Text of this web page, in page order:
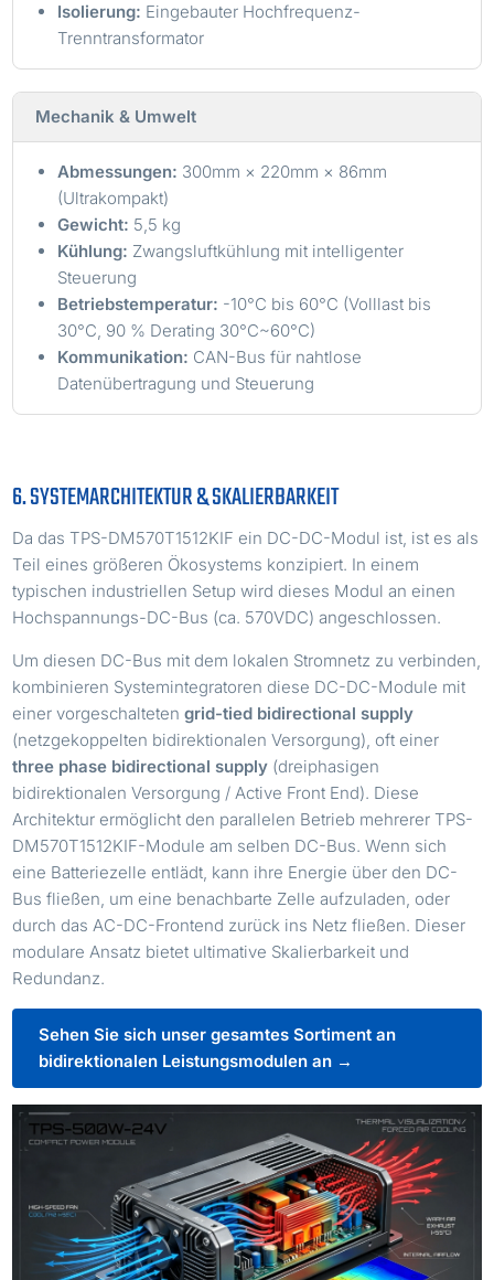
Isolierung: Eingebauter Hochfrequenz-
Trenntransformator
Mechanik & Umwelt
Abmessungen: 300mm × 220mm × 86mm
(Ultrakompakt)
Gewicht: 5,5 kg
Kühlung: Zwangsluftkühlung mit intelligenter
Steuerung
Betriebstemperatur: -10°C bis 60°C (Volllast bis
30°C, 90 % Derating 30°C~60°C)
Kommunikation: CAN-Bus für nahtlose
Datenübertragung und Steuerung
6. SYSTEMARCHITEKTUR & SKALIERBARKEIT
Da das TPS-DM570T1512KIF ein DC-DC-Modul ist, ist es als
Teil eines größeren Ökosystems konzipiert. In einem
typischen industriellen Setup wird dieses Modul an einen
Hochspannungs-DC-Bus (ca. 570VDC) angeschlossen.
Um diesen DC-Bus mit dem lokalen Stromnetz zu verbinden,
kombinieren Systemintegratoren diese DC-DC-Module mit
einer vorgeschaltetengrid-tied bidirectional supply
(netzgekoppelten bidirektionalen Versorgung), oft einer
three phase bidirectional supply (dreiphasigen
bidirektionalen Versorgung / Active Front End). Diese
Architektur ermöglicht den parallelen Betrieb mehrerer TPS-
DM570T1512KIF-Module am selben DC-Bus. Wenn sich
eine Batteriezelle entlädt, kann ihre Energie über den DC-
Bus fließen, um eine benachbarte Zelle aufzuladen, oder
durch das AC-DC-Frontend zurück ins Netz fließen. Dieser
modulare Ansatz bietet ultimative Skalierbarkeit und
Redundanz.
Sehen Sie sich unser gesamtes Sortiment an
bidirektionalen Leistungsmodulen an →